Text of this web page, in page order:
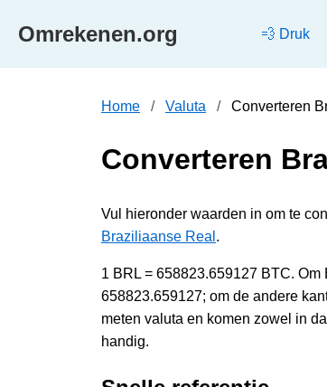
Omrekenen.org 💨 Druk
Home Valuta Converteren
Converteren
Vul hieronder waarden in om te
Braziliaanse Real .
1 BRL = 658823.659127 BTC.
658823.659127; om de andere
meten valuta en komen zowel in
handig.